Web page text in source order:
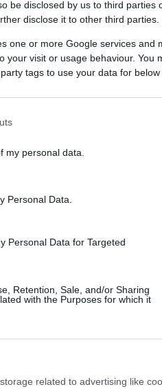
be disclosed by us to third parties
disclose it to other third parties.
one or more Google services and
your visit or usage behaviour. You
tags to use your data for
my personal data.
Personal Data.
Personal Data for Targeted
Retention, Sale, and/or Sharing
with the Purposes for which it
related to advertising like
csatornánkon, Apple
előtt pedig a Patreon